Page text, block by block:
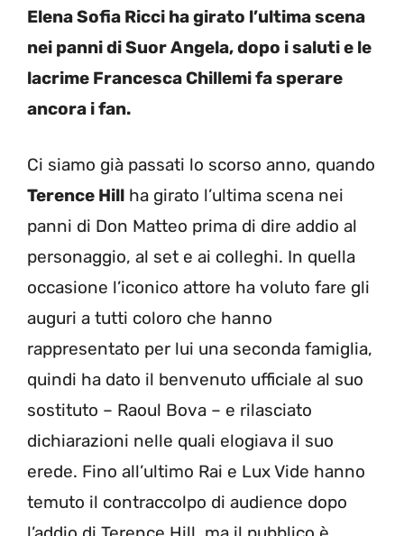
Elena Sofia Ricci ha girato l’ultima scena
nei panni di Suor Angela, dopo i saluti e le
lacrime Francesca Chillemi fa sperare
ancora i fan.
Ci siamo già passati lo scorso anno, quando
Terence Hill ha girato l’ultima scena nei
panni di Don Matteo prima di dire addio al
personaggio, al set e ai colleghi. In quella
occasione l’iconico attore ha voluto fare gli
auguri a tutti coloro che hanno
rappresentato per lui una seconda famiglia,
quindi ha dato il benvenuto ufficiale al suo
sostituto – Raoul Bova – e rilasciato
dichiarazioni nelle quali elogiava il suo
erede. Fino all’ultimo Rai e Lux Vide hanno
temuto il contraccolpo di audience dopo